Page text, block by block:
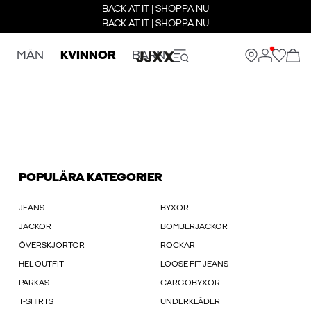
BACK AT IT | SHOPPA NU
BACK AT IT | SHOPPA NU
MÄN KVINNOR BARN
POPULÄRA KATEGORIER
JEANS BYXOR
JACKOR BOMBERJACKOR
ÖVERSKJORTOR ROCKAR
HEL OUTFIT LOOSE FIT JEANS
PARKAS CARGOBYXOR
T-SHIRTS UNDERKLÄDER